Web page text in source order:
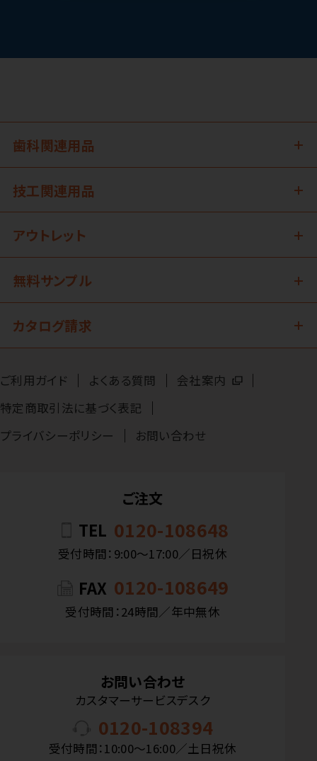
歯科関連用品
技工関連用品
アウトレット
無料サンプル
カタログ請求
ご利用ガイド よくある質問
会社案内
特定商取引法に基づく表記
プライバシーポリシー
お問い合わせ
ご注文
TEL 0120-108648
受付時間：9:00〜17:00／日祝休
FAX 0120-108649
受付時間：24時間／年中無休
お問い合わせ
カスタマーサービスデスク
0120-108394
受付時間：10:00〜16:00／土日祝休